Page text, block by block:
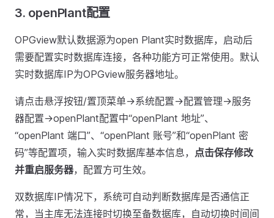
3. openPlant配置
OPGview默认数据源为open Plant实时数据库，启动后
需要配置实时数据库连接，各种功能方可正常使用。默认
实时数据库IP为OPGview服务器地址。
请点击悬浮按钮/置顶菜单->系统配置->配置管理->服务
器配置->openPlant配置中“openPlant 地址”、
“openPlant 端口”、“openPlant 账号”和“openPlant 密
码”等配置项，输入实时数据库基本信息， 点击保存修改
并重启服务器，配置方可生效。
双数据库IP情况下，系统可自动判断数据库是否通信正
常，当主库无法连接时切换至备数据库，自动切换时间间